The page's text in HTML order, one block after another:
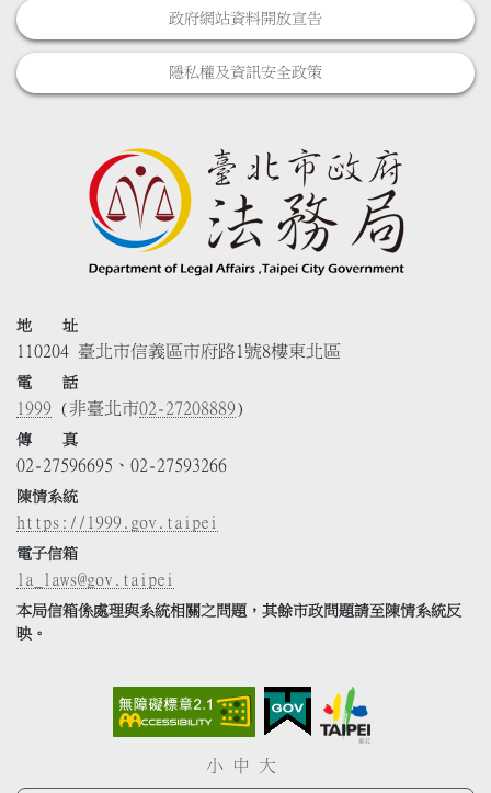
政府網站資料開放宣告
隱私權及資訊安全政策
地 址
110204 臺北市信義區市府路1號8樓東北區
電 話
1999 (非臺北市02-27208889)
傳 真
02-27596695、02-27593266
陳情系統
https://1999.gov.taipei
電子信箱
la_laws@gov.taipei
本局信箱係處理與系統相關之問題，其餘市政問題請至陳情系統反
映。
小 中 大